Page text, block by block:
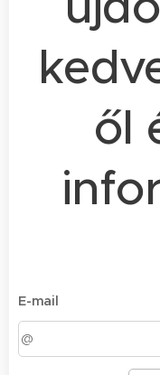
ől
E-mail